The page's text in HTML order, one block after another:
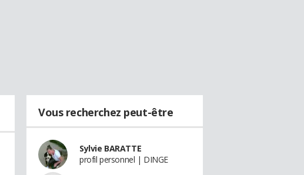
Vous recherchez peut-être
Sylvie BARATTE
profil personnel | DINGE